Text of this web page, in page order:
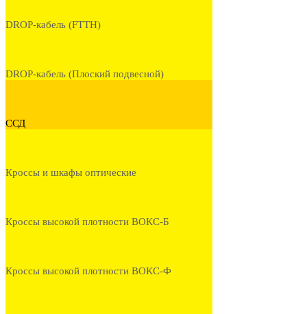
DROP-кабель (FTTH)
DROP-кабель (Плоский подвесной)
ССД
Кроссы и шкафы оптические
Кроссы высокой плотности ВОКС-Б
Кроссы высокой плотности ВОКС-Ф